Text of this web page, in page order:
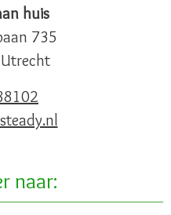
huis
735
naar: